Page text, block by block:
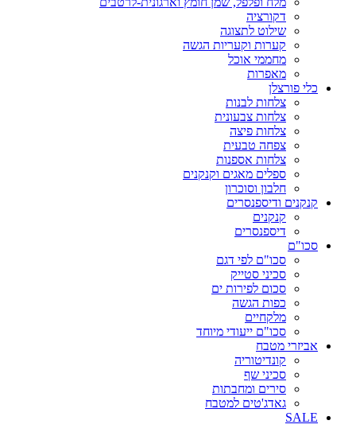
דקורציה
שילוט לתצוגה
קערות וקעריות הגשה
מחממי אוכל
מאפרות
כלי פורצלן
צלחות לבנות
צלחות צבעונית
צלחות פיצה
צפחה טבעית
צלחות אספנות
ספלים מאגים וקנקנים
חלבון וסוכרון
קנקנים ודיספנסרים
קנקנים
דיספנסרים
סכו"ם
סכו"ם לפי דגם
סכיני סטייק
סכום לפירות ים
כפות הגשה
מלקחיים
סכו"ם ייעודי מיוחד
אביזרי מטבח
קונדיטוריה
סכיני שף
סירים ומחבתות
גאדג'טים למטבח
SALE